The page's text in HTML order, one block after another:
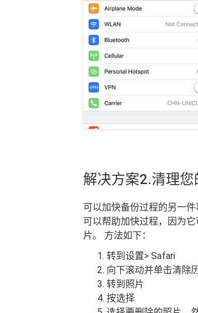
解决方案2.清理您
可以加快备份过程的另一
可以帮助加快过程，因为
片。 方法如下：
转到设置> Safari
向下滚动并单击清除
转到照片
按选择